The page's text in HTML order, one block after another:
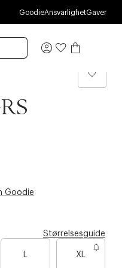
GoodieAnsvarlighetGaver
Logg
Goodie
Størrelsesguide
L XL